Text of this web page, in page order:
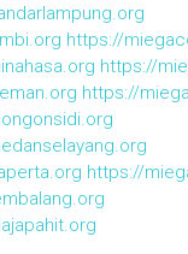
https://
https://
https://
https://